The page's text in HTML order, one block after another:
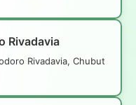
Rivadavia
Rivadavia, Chubut